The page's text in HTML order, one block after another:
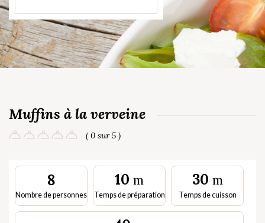
Muffins à la verveine
( 0 sur 5 )
8
Nombre de personnes
10m
Temps de préparation
30 m
Temps de cuisson